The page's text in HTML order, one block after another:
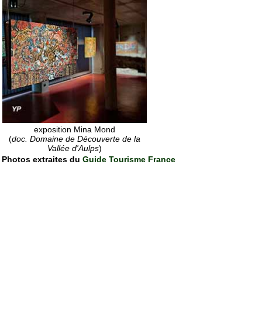
exposition Mina Mond
(doc. Domaine de Découverte de la
Vallée d'Aulps)
Photos extraites du Guide Tourisme France